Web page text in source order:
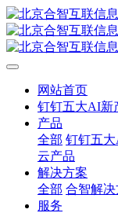
网站首页
钉钉五大AI新
产品
全部 钉钉五
云产品
解决方案
全部 合智解决
服务